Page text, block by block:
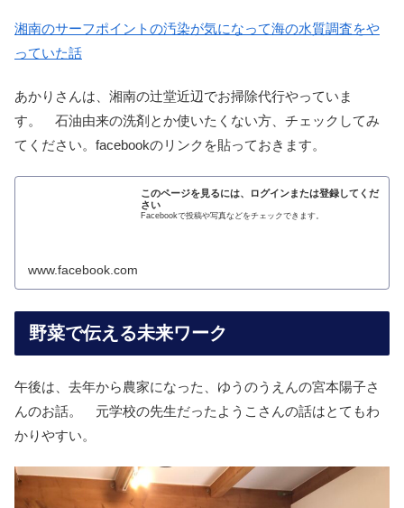
湘南のサーフポイントの汚染が気になって海の水質調査をや
っていた話
あかりさんは、湘南の辻堂近辺でお掃除代行やっていま
す。 石油由来の洗剤とか使いたくない方、チェックしてみ
てください。facebookのリンクを貼っておきます。
このページを見るには、ログインまたは登録してくだ
さい
Facebookで投稿や写真などをチェックできます。
www.facebook.com
野菜で伝える未来ワーク
午後は、去年から農家になった、ゆうのうえんの宮本陽子さ
んのお話。 元学校の先生だったようこさんの話はとてもわ
かりやすい。